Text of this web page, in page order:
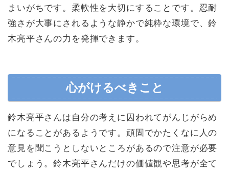
まいがちです。柔軟性を大切にすることです。忍耐
強さが大事にされるような静かで純粋な環境で、鈴
木亮平さんの力を発揮できます。
心がけるべきこと
鈴木亮平さんは自分の考えに囚われてがんじがらめ
になることがあるようです。頑固でかたくなに人の
意見を聞こうとしないところがあるので注意が必要
でしょう。鈴木亮平さんだけの価値観や思考が全て